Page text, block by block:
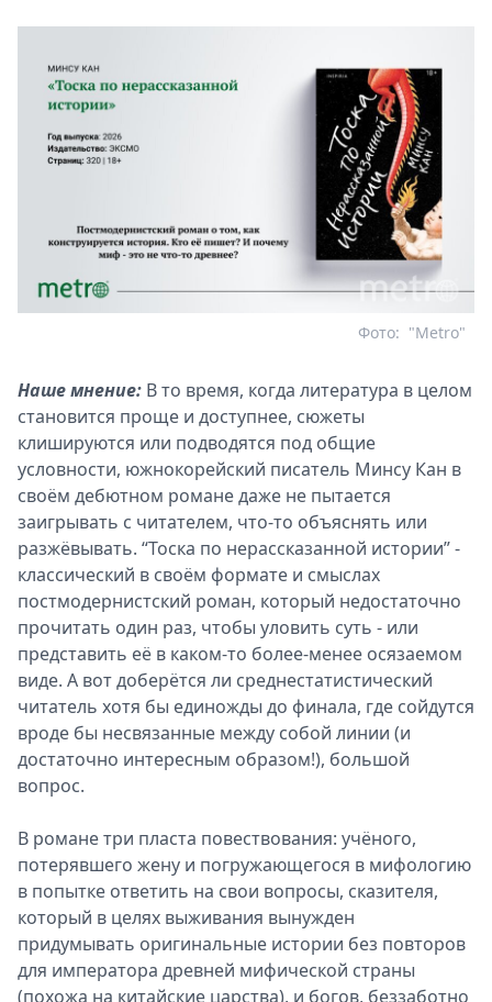
"Metro"
Фото:
Наше мнение: В то время, когда литература в целом
становится проще и доступнее, сюжеты
клишируются или подводятся под общие
условности, южнокорейский писатель Минсу Кан в
своём дебютном романе даже не пытается
заигрывать с читателем, что-то объяснять или
разжёвывать. “Тоска по нерассказанной истории” -
классический в своём формате и смыслах
постмодернистский роман, который недостаточно
прочитать один раз, чтобы уловить суть - или
представить её в каком-то более-менее осязаемом
виде. А вот доберётся ли среднестатистический
читатель хотя бы единожды до финала, где сойдутся
вроде бы несвязанные между собой линии (и
достаточно интересным образом!), большой
вопрос.
В романе три пласта повествования: учёного,
потерявшего жену и погружающегося в мифологию
в попытке ответить на свои вопросы, сказителя,
который в целях выживания вынужден
придумывать оригинальные истории без повторов
для императора древней мифической страны
(похожа на китайские царства), и богов, беззаботно